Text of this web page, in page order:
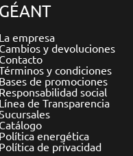
GÉANT
La empresa
Cambios y devoluciones
Contacto
y condiciones
Bases de promociones
Responsabilidad social
Línea de Transparencia
Catálogo
Política energética
Política de privacidad